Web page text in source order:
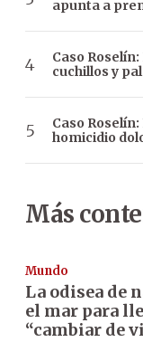
apunta a
Caso
cuchillos y
Caso
homicidio
Más
Mundo
La odisea de
el mar para
“cambiar de